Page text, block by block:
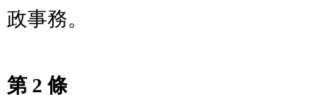
政事務。
第 2 條